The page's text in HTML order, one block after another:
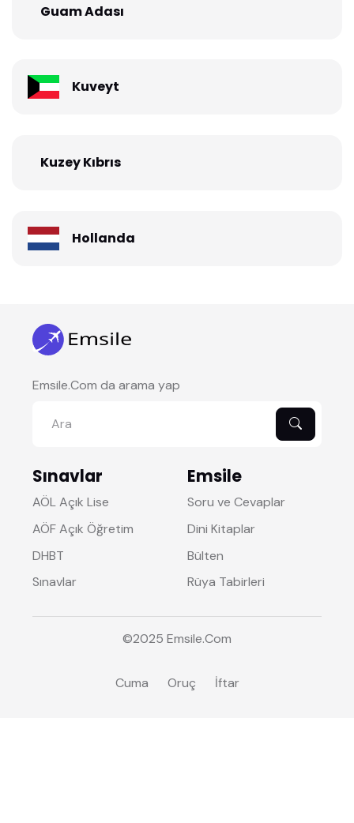
Guam Adası
Kuveyt
Kuzey Kıbrıs
Hollanda
Emsile.Com da arama yap
Sınavlar
AÖL Açık Lise
AÖF Açık Öğretim
DHBT
Sınavlar
Emsile
Soru ve Cevaplar
Dini Kitaplar
Bülten
Rüya Tabirleri
©2025 Emsile.Com
Cuma Oruç İftar